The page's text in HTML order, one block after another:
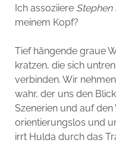
Ich assoziiereStephen
meinem Kopf?
Tief hängende graue
kratzen, die sich
verbinden. Wir
wahr, der uns den
Szenerien und auf
orientierungslos und
irrt Hulda durch das